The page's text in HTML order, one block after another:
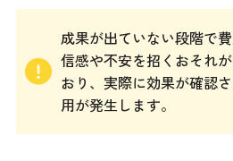
成果が出ていない段階で
信感や不安を招くおそれ
おり、実際に効果が確認
用が発生します。